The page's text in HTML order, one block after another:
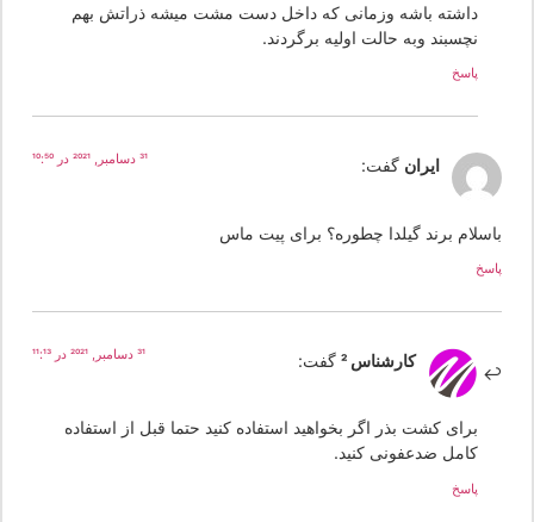
داشته باشه وزمانی که داخل دست مشت میشه ذراتش بهم
نچسبند وبه حالت اولیه برگردند.
ایران گفت:
برند گیلدا چطوره؟ برای پیت ماس
کارشناس 2 گفت:
برای کشت بذر اگر بخواهید استفاده کنید حتما قبل از استفاده
کامل ضدعفونی کنید.